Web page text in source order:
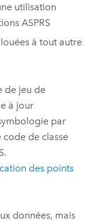
utilisation
ASPRS
à tout autre
de jeu de
à jour
par
de classe
des points
données, mais